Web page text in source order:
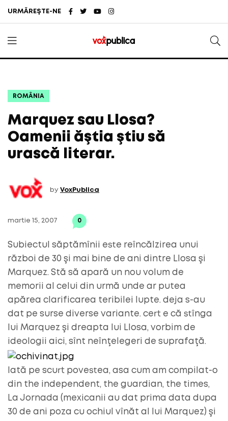
URMĂREȘTE-NE
ROMÂNIA
Marquez sau Llosa?
Oamenii ăştia ştiu să
urască literar.
by VoxPublica
martie 15, 2007 0
Subiectul săptămînii este reîncălzirea unui
război de 30 şi mai bine de ani dintre Llosa şi
Marquez. Stă să apară un nou volum de
memorii al celui din urmă unde ar putea
apărea clarificarea teribilei lupte. deja s-au
dat pe surse diverse variante. cert e că stînga
lui Marquez şi dreapta lui Llosa, vorbim de
ideologii aici, sînt neînţelegeri de suprafaţă.
Iată pe scurt povestea, asa cum am compilat-o
din the independent, the guardian, the times,
La Jornada (mexicanii au dat prima data dupa
30 de ani poza cu ochiul vînăt al lui Marquez) şi